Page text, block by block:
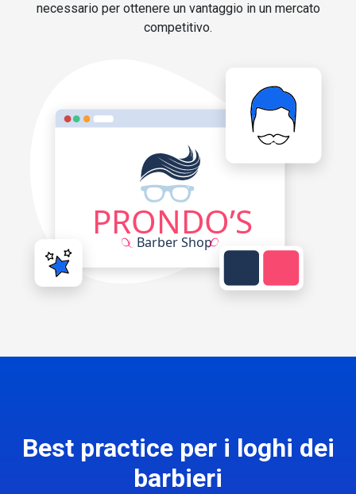
necessario per ottenere un vantaggio in un mercato
competitivo.
Best practice per i loghi dei
barbieri